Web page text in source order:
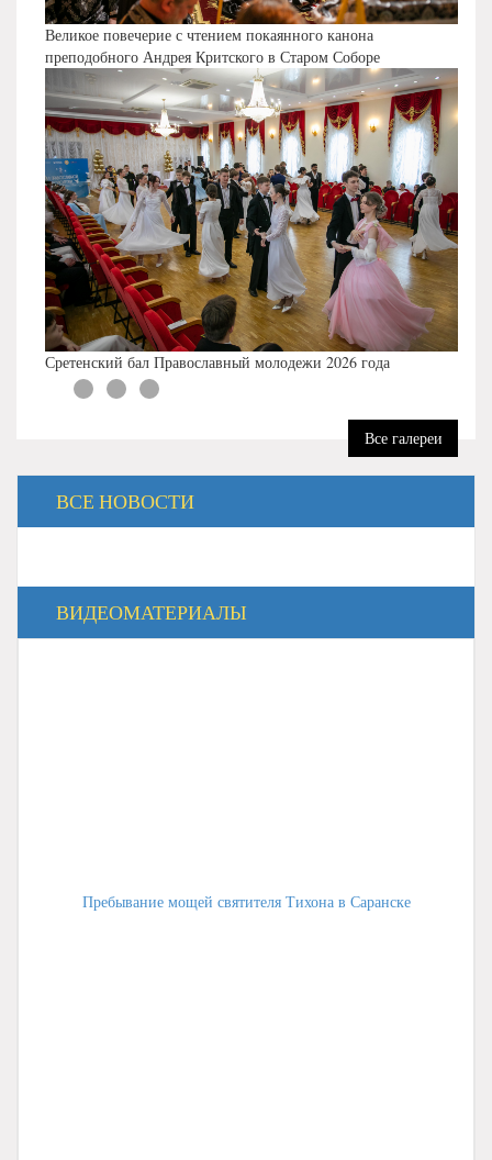
Великое повечерие с чтением покаянного канона
преподобного Андрея Критского в Старом Соборе
Сретенский бал Православный молодежи 2026 года
Все галереи
ВСЕ НОВОСТИ
ВИДЕОМАТЕРИАЛЫ
Пребывание мощей святителя Тихона в Саранске